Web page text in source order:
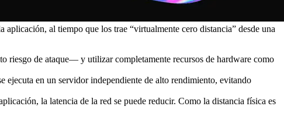
al tiempo que los trae “virtualmente cero distancia” desde una
riesgo de ataque— y utilizar completamente recursos de hardware como
ejecuta en un servidor independiente de alto rendimiento, evitando
la latencia de la red se puede reducir. Como la distancia física es